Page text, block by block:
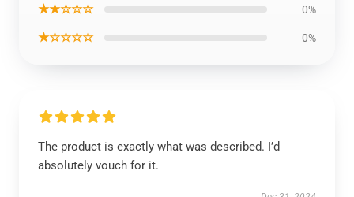
★★☆☆☆ 0%
★☆☆☆☆ 0%
The product is exactly what was described. I’d
absolutely vouch for it.